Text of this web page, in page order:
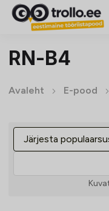
RN-B4
Avaleht E-pood